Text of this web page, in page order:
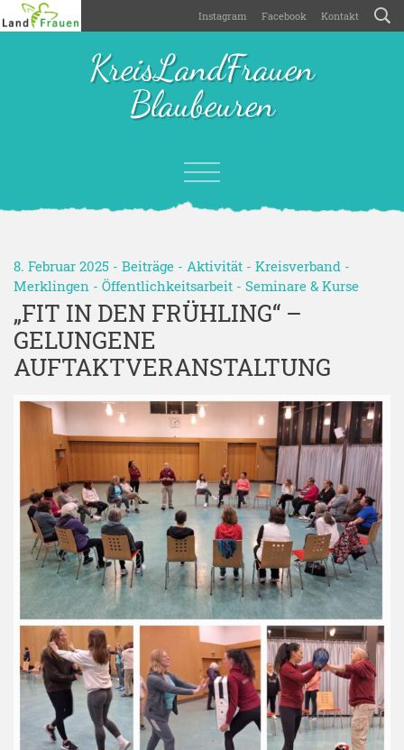
Instagram Facebook Kontakt
KreisLandFrauen
Blaubeuren
8. Februar 2025 - Beiträge - Aktivität - Kreisverband -
Merklingen - Öffentlichkeitsarbeit - Seminare & Kurse
„FIT IN DEN FRÜHLING“ –
GELUNGENE
AUFTAKTVERANSTALTUNG